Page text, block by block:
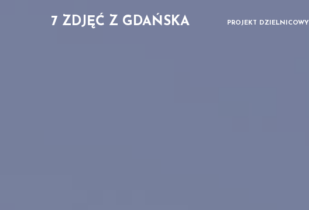
7 ZDJĘĆ Z GDAŃSKA PROJEKT DZIELNICOWY